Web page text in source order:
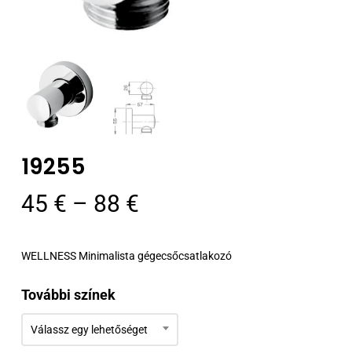
19255
45 € – 88 €Ártartomány:
-
WELLNESS Minimalista gégecsőcsatlakozó
További színek
Válassz egy lehetőséget